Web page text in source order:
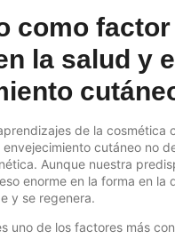
como factor
la salud y
de la cosmética
cutáneo no
Aunque nuestra
enorme en la forma en la
y se regenera.
uno de los factores más